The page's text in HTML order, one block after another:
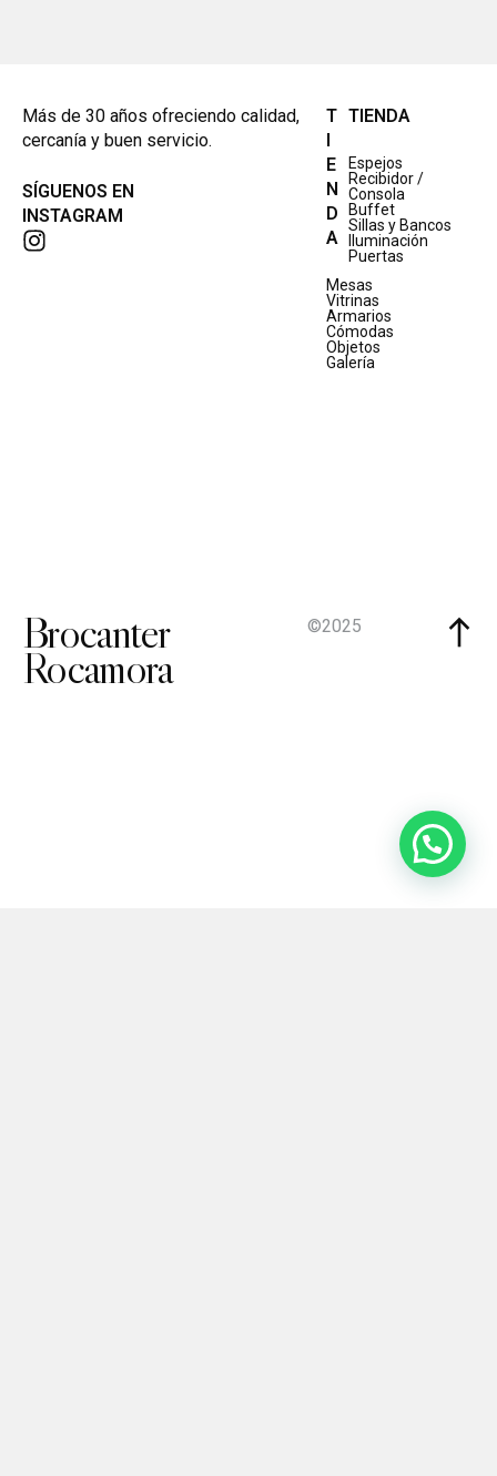
Más de 30 años ofreciendo calidad,
cercanía y buen servicio.
SÍGUENOS EN
INSTAGRAM
T
I
E
N
D
A
Mesas
Vitrinas
Armarios
Cómodas
Objetos
Galería
TIENDA
Espejos
Recibidor /
Consola
Buffet
Sillas y Bancos
Iluminación
Puertas
Brocanter
Rocamora
©2025